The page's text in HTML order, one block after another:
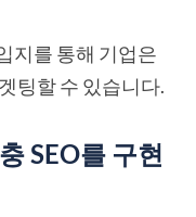
지를 통해 기업은
팅할 수 있습니다.
SEO를 구현